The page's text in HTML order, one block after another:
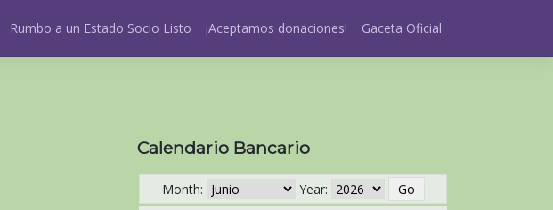
Rumbo a un Estado Socio Listo ¡Aceptamos donaciones! Gaceta Oficial
Calendario Bancario
Month:
Year: